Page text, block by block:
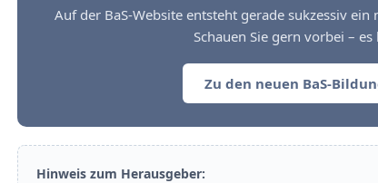
Auf der BaS-Website entsteht gerade sukzessiv
Schauen Sie gern vorbei –
Zu den neuen BaS-
Hinweis zum Herausgeber: